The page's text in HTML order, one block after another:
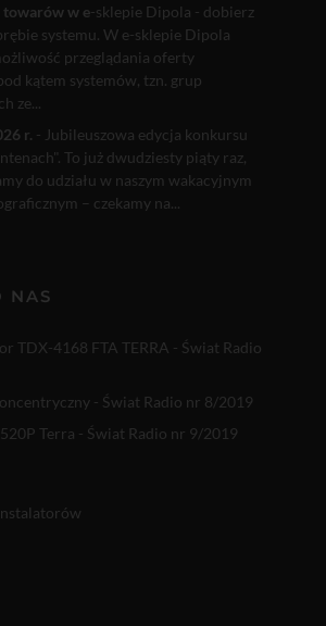
w e-sklepie Dipola - dobierz
systemu. W e-sklepie Dipola
przeglądania oferty
kątem systemów, tzn. grup
ze...
r. - Jubileuszowa edycja konkursu
To już dwudziesty piąty raz,
do udziału w naszym wakacyjnym
– czekamy na...
NAS
TDX-4168 FTA TERRA - Świat Radio
- Świat Radio nr 8/2019
Terra - Świat Radio nr 9/2019